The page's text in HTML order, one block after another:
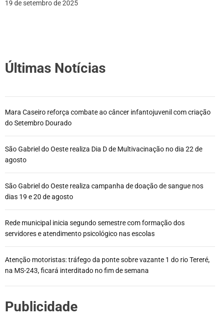
19 de setembro de 2025
Últimas Notícias
Mara Caseiro reforça combate ao câncer infantojuvenil com criação
do Setembro Dourado
São Gabriel do Oeste realiza Dia D de Multivacinação no dia 22 de
agosto
São Gabriel do Oeste realiza campanha de doação de sangue nos
dias 19 e 20 de agosto
Rede municipal inicia segundo semestre com formação dos
servidores e atendimento psicológico nas escolas
Atenção motoristas: tráfego da ponte sobre vazante 1 do rio Tereré,
na MS-243, ficará interditado no fim de semana
Publicidade